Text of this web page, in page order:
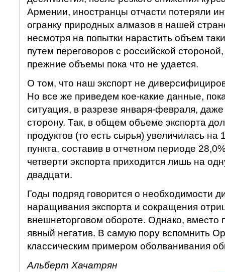
Армении, иностранцы отчасти потеряли
огранку природных алмазов в нашей
несмотря на попытки нарастить объем
путем переговоров с российской
прежние объемы пока что не удается.
О том, что наш экспорт не
Но все же приведем кое-какие данные,
ситуация, в разрезе января-февраля,
сторону. Так, в общем объеме экспорта
продуктов (то есть сырья) увеличилась на
пункта, составив в отчетном периоде
четверти экспорта приходится лишь на
двадцати.
Годы подряд говорится о необходимости
наращивания экспорта и сокращения
внешнеторговом обороте. Однако, вместо
явный негатив. В самую пору вспомнить
классическим примером оболванивания
Альберт Хачатрян